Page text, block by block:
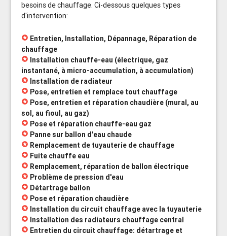
besoins de chauffage. Ci-dessous quelques types
d'intervention:
stars Entretien, Installation, Dépannage, Réparation de
chauffage
stars Installation chauffe-eau (électrique, gaz
instantané, à micro-accumulation, à accumulation)
stars Installation de radiateur
stars Pose, entretien et remplace tout chauffage
stars Pose, entretien et réparation chaudière (mural, au
sol, au fioul, au gaz)
stars Pose et réparation chauffe-eau gaz
stars Panne sur ballon d'eau chaude
stars Remplacement de tuyauterie de chauffage
stars Fuite chauffe eau
stars Remplacement, réparation de ballon électrique
stars Problème de pression d'eau
stars Détartrage ballon
stars Pose et réparation chaudière
stars Installation du circuit chauffage avec la tuyauterie
stars Installation des radiateurs chauffage central
stars Entretien du circuit chauffage: détartrage et